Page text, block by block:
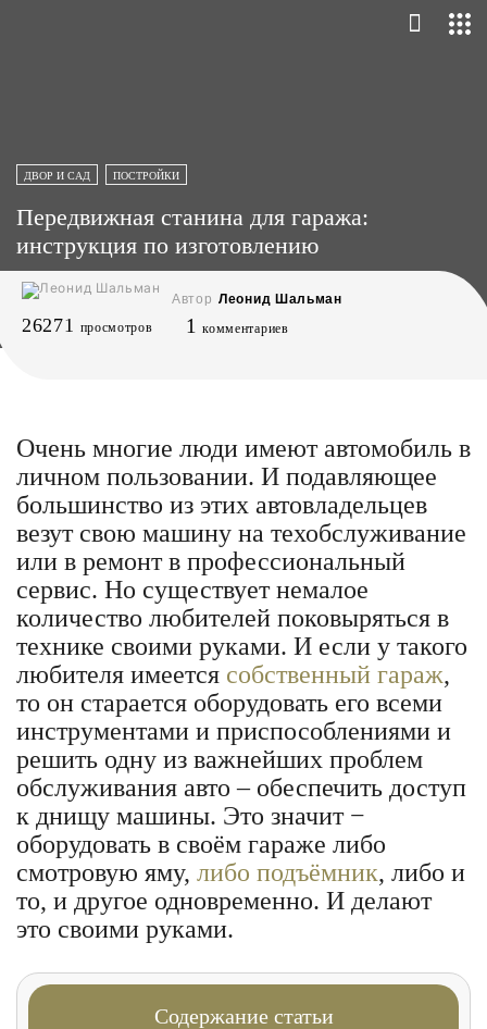
ДВОР И САД ПОСТРОЙКИ
Передвижная станина для гаража:
инструкция по изготовлению
Автор Леонид Шальман
26271 просмотров 1 комментариев
Очень многие люди имеют автомобиль в
личном пользовании. И подавляющее
большинство из этих автовладельцев
везут свою машину на техобслуживание
или в ремонт в профессиональный
сервис. Но существует немалое
количество любителей поковыряться в
технике своими руками. И если у такого
любителя имеется собственный гараж,
то он старается оборудовать его всеми
инструментами и приспособлениями и
решить одну из важнейших проблем
обслуживания авто – обеспечить доступ
к днищу машины. Это значит −
оборудовать в своём гараже либо
смотровую яму, либо подъёмник, либо и
то, и другое одновременно. И делают
это своими руками.
Содержание статьи